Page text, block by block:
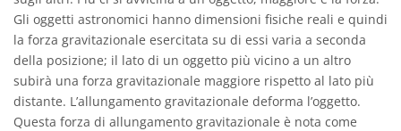
Gli oggetti astronomici hanno dimensioni fisiche reali e quindi
la forza gravitazionale esercitata su di essi varia a seconda
della posizione; il lato di un oggetto più vicino a un altro
subirà una forza gravitazionale maggiore rispetto al lato più
distante. L’allungamento gravitazionale deforma l’oggetto.
Questa forza di allungamento gravitazionale è nota come